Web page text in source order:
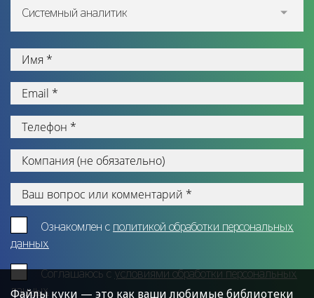
Системный аналитик
Ознакомлен с политикой обработки персональных
данных
Cоглашаюсь с условиями обработки персональных
данных
Файлы куки — это как ваши любимые библиотеки